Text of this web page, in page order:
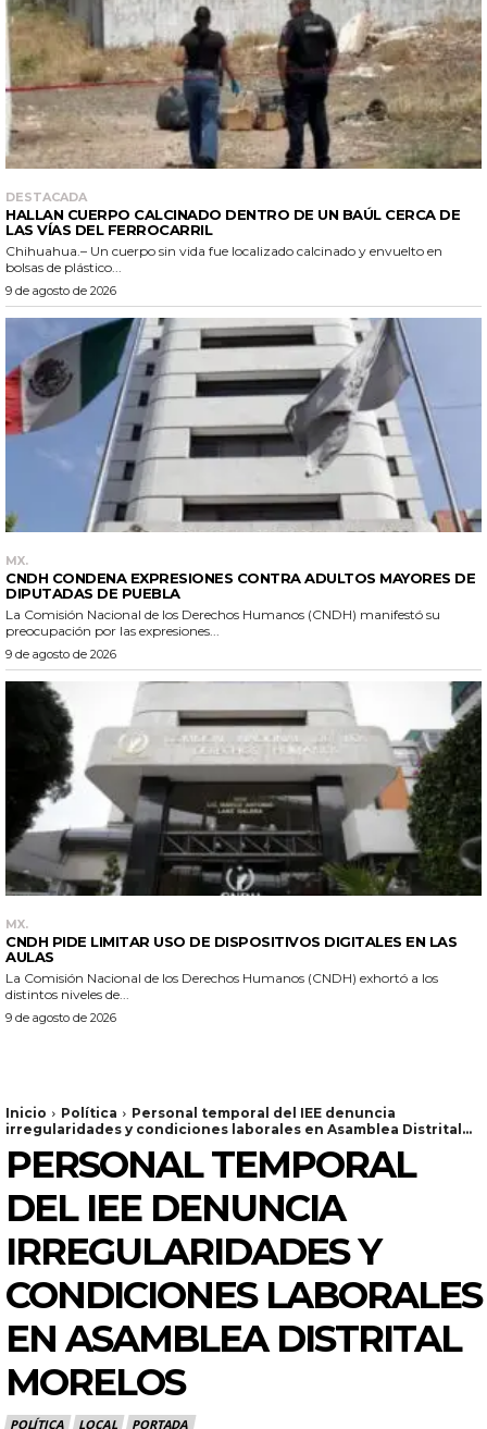
DESTACADA
HALLAN CUERPO CALCINADO DENTRO DE UN BAÚL CERCA DE
LAS VÍAS DEL FERROCARRIL
Chihuahua.– Un cuerpo sin vida fue localizado calcinado y envuelto en
bolsas de plástico...
9 de agosto de 2026
MX.
CNDH CONDENA EXPRESIONES CONTRA ADULTOS MAYORES DE
DIPUTADAS DE PUEBLA
La Comisión Nacional de los Derechos Humanos (CNDH) manifestó su
preocupación por las expresiones...
9 de agosto de 2026
MX.
CNDH PIDE LIMITAR USO DE DISPOSITIVOS DIGITALES EN LAS
AULAS
La Comisión Nacional de los Derechos Humanos (CNDH) exhortó a los
distintos niveles de...
9 de agosto de 2026